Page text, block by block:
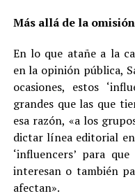
Más allá de la
En lo que atañe a la
en la opinión pública,
ocasiones, estos
grandes que las que
esa razón, «a los
dictar línea editorial
‘influencers’ para
interesan o también
afectan».